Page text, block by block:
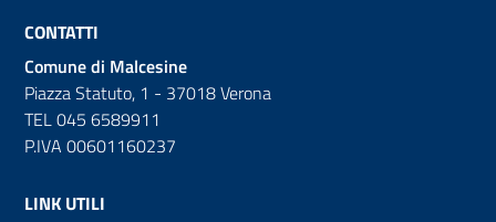
CONTATTI
Comune di Malcesine
Piazza Statuto, 1 - 37018 Verona
TEL 045 6589911
P.IVA 00601160237
LINK UTILI